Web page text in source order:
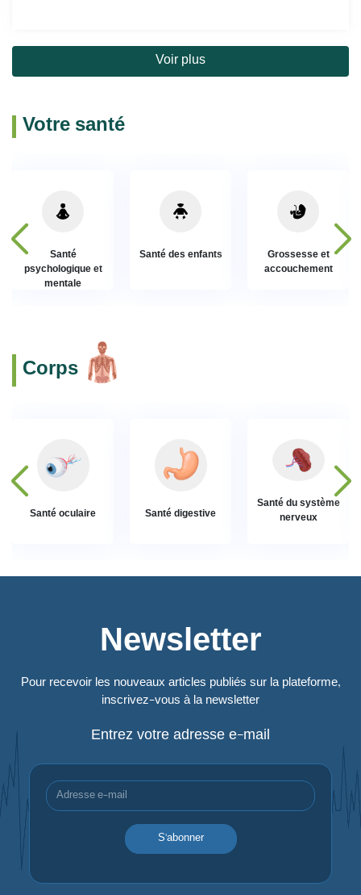
Voir plus
Votre santé
Santé
psychologique et
mentale
Santé des enfants
Grossesse et
accouchement
Corps
Santé oculaire Santé digestive
Santé du système
nerveux
Newsletter
Pour recevoir les nouveaux articles publiés sur la plateforme,
inscrivez-vous à la newsletter
Entrez votre adresse e-mail
S'abonner